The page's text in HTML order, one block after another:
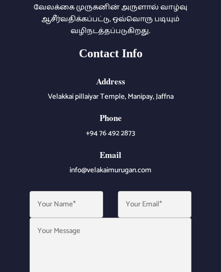
வேலக்கை முருகனின் அருளால் வாழ்வு
ஆசீர்வதிக்கப்பட்டு, ஒவ்வொரு படியும்
வழிநடத்தப்படுகிறது.
Contact Info
Address
Velakkai pillaiyar Temple, Manipay, Jaffna
Phone
+94 76 492 2873
Email
info@velakaimurugan.com